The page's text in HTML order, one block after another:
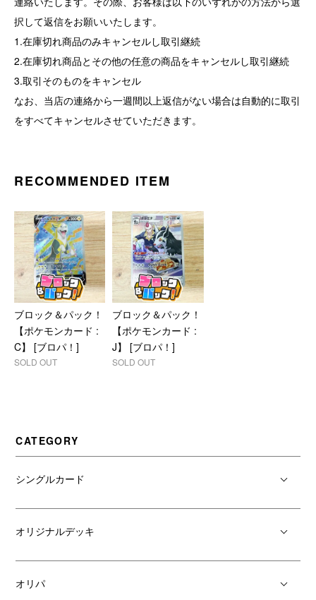
択して返信をお願いいたします。
1.在庫切れ商品のみキャンセルし取引継続
2.在庫切れ商品とその他の任意の商品をキャンセルし取引継続
3.取引そのものをキャンセル
なお、当店の連絡から一週間以上返信がない場合は自動的に取引
をすべてキャンセルさせていただきます。
RECOMMENDED ITEM
ブロック＆パック！
【ポケモンカード :
C】 [ブロパ！]
SOLD OUT
ブロック＆パック！
【ポケモンカード :
J】 [ブロパ！]
SOLD OUT
CATEGORY
シングルカード
オリジナルデッキ
オリパ